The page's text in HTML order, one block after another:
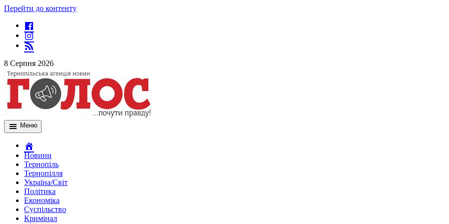
Перейти до контенту
8 Серпня 2026
Меню
Новини
Тернопіль
Тернопілля
Україна/Світ
Політика
Економіка
Суспільство
Кримінал